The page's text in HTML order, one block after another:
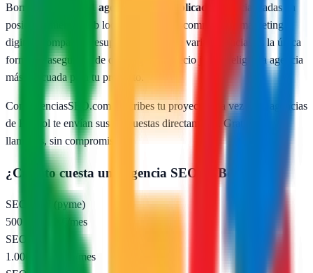
Borriol agencias SEO publicadas
especializadas en
posicionamiento web local, SEO para e-commerce y marketing
digital. Comparar presupuestos reales de varias agencias es la única
forma de asegurarte de que pagas un precio justo y eliges la agencia
más adecuada para tu proyecto.
Con AgenciasSEO.com describes tu proyecto una vez y las agencias
de Borriol te envían sus propuestas directamente. Gratis, sin
llamadas, sin compromiso.
¿Cuánto cuesta una agencia SEO en Borriol
SEO local (pyme)
500 – 1.000 €/mes
SEO nacional
1.000 – 2.500 €/mes